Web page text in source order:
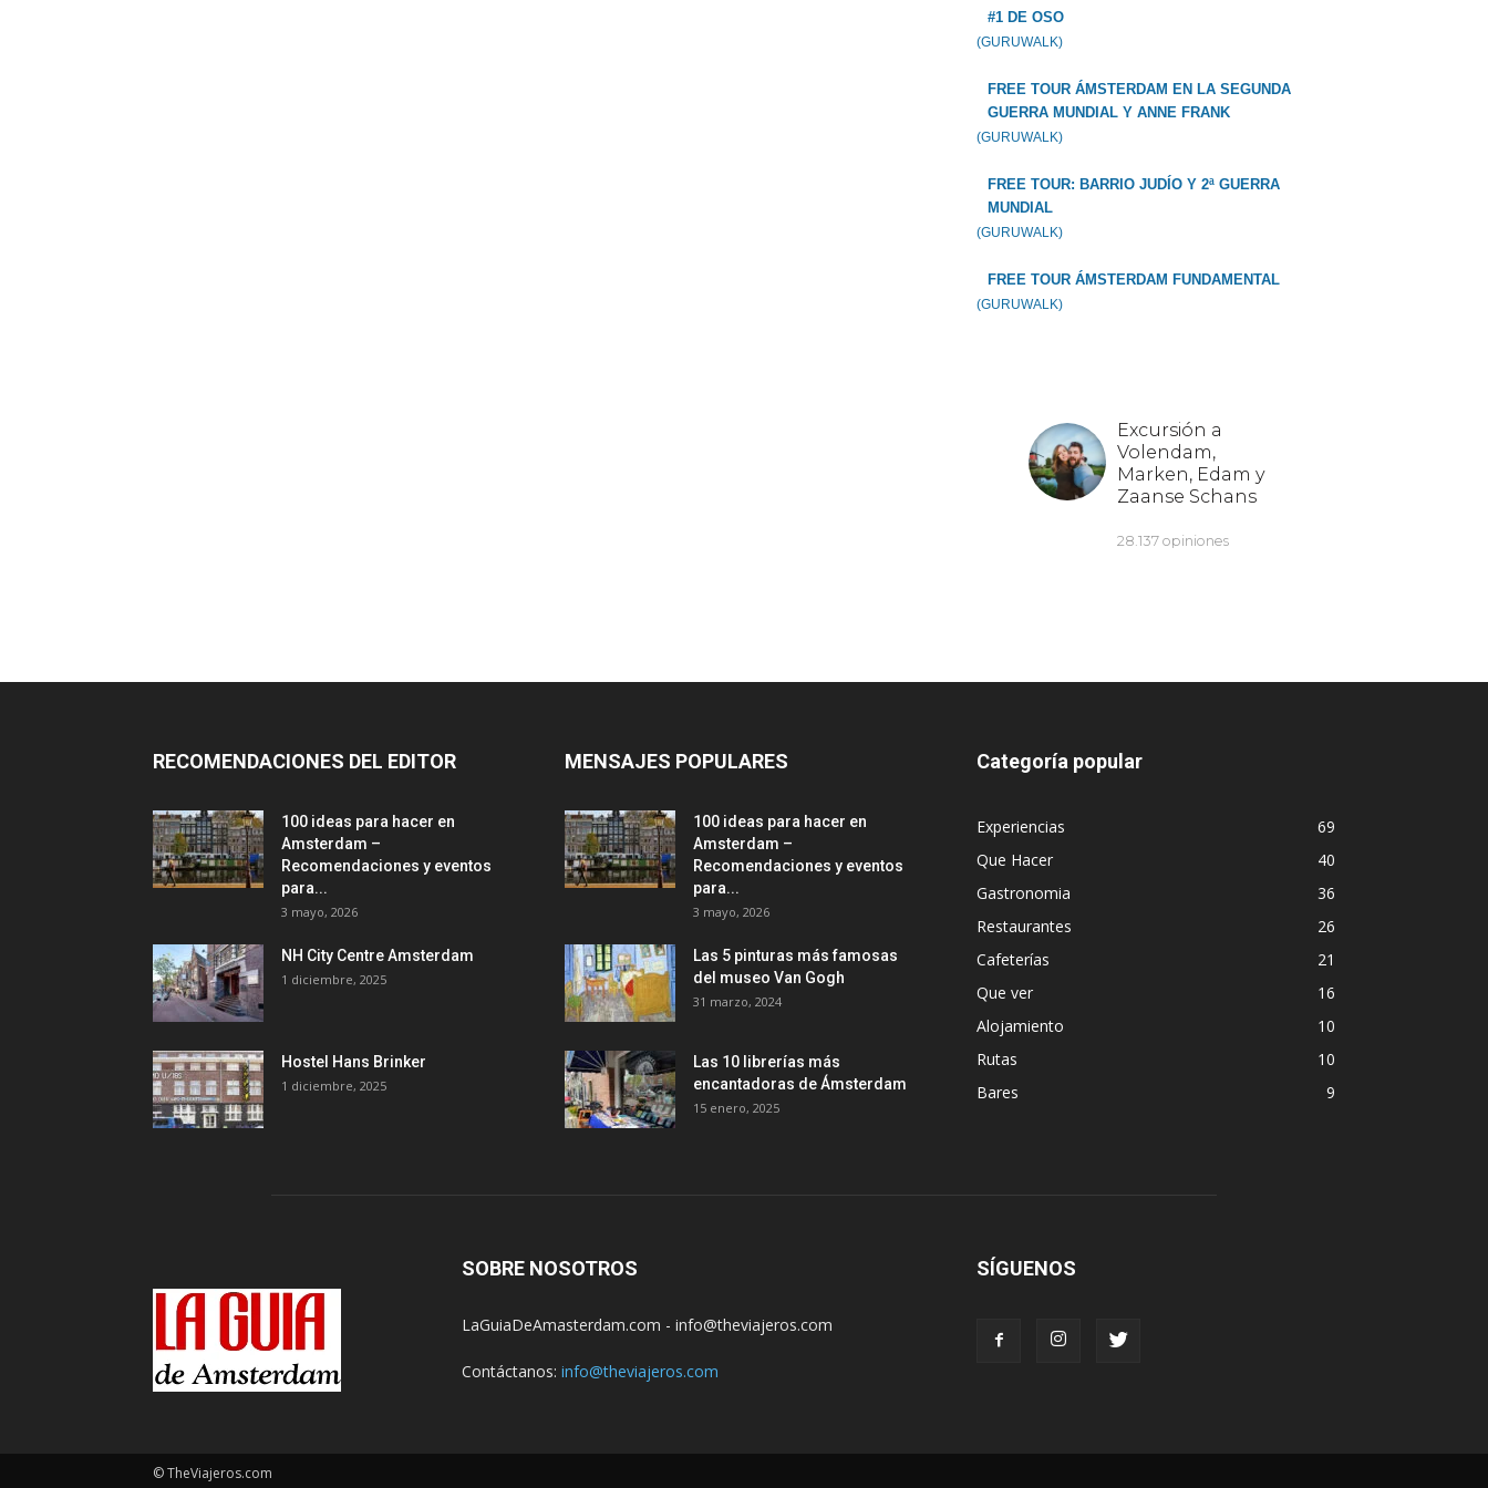
#1 DE OSO
(GURUWALK)
FREE TOUR ÁMSTERDAM EN LA SEGUNDA
GUERRA MUNDIAL Y ANNE FRANK
(GURUWALK)
FREE TOUR: BARRIO JUDÍO Y 2ª GUERRA
MUNDIAL
(GURUWALK)
FREE TOUR ÁMSTERDAM FUNDAMENTAL
(GURUWALK)
RECOMENDACIONES DEL EDITOR
100 ideas para hacer en
Amsterdam –
Recomendaciones y eventos
para...
3 mayo, 2026
NH City Centre Amsterdam
1 diciembre, 2025
Hostel Hans Brinker
1 diciembre, 2025
MENSAJES POPULARES
100 ideas para hacer en
Amsterdam –
Recomendaciones y eventos
para...
3 mayo, 2026
Las 5 pinturas más famosas
del museo Van Gogh
31 marzo, 2024
Las 10 librerías más
encantadoras de Ámsterdam
15 enero, 2025
Categoría popular
Experiencias
69
Que Hacer
40
Gastronomia
36
Restaurantes
26
Cafeterías
21
Que ver
16
Alojamiento
10
Rutas
10
Bares
9
SOBRE NOSOTROS
LaGuiaDeAmasterdam.com - info@theviajeros.com
Contáctanos: info@theviajeros.com
SÍGUENOS
© TheViajeros.com